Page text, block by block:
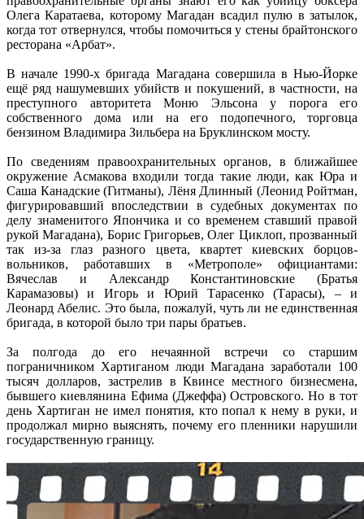
Олега Каратаева, которому Магадан всадил пулю в затылок,
когда тот отвернулся, чтобы помочиться у стены брайтонского
ресторана «Арбат».
В начале 1990-х бригада Магадана совершила в Нью-Йорке
ещё ряд нашумевших убийств и покушений, в частности, на
преступного авторитета Моню Эльсона у порога его
собственного дома или на его подопечного, торговца
бензином Владимира Зильбера на Бруклинском мосту.
По сведениям правоохранительных органов, в ближайшее
окружение Асмакова входили тогда такие люди, как Юра и
Саша Канадские (Гитманы), Лёня Длинный (Леонид Ройтман,
фигурировавший впоследствии в судебных документах по
делу знаменитого Япончика и со временем ставший правой
рукой Магадана), Борис Григорьев, Олег Циклоп, прозванный
так из-за глаз разного цвета, квартет киевских борцов-
вольников, работавших в «Метрополе» официантами:
Вячеслав и Александр Константиновские (Братья
Карамазовы) и Игорь и Юрий Тарасенко (Тарасы), – и
Леонард Абелис. Это была, пожалуй, чуть ли не единственная
бригада, в которой было три пары братьев.
За полгода до его нечаянной встречи со старшим
пограничником Хартиганом люди Магадана заработали 100
тысяч долларов, застрелив в Квинсе местного бизнесмена,
бывшего киевлянина Ефима (Джеффа) Островского. Но в тот
день Хартиган не имел понятия, кто попал к нему в руки, и
продолжал мирно выяснять, почему его пленники нарушили
государственную границу.